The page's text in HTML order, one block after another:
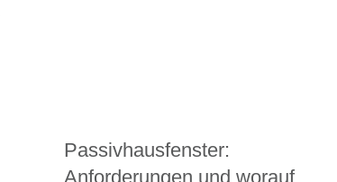
Passivhausfenster:
Anforderungen und worauf